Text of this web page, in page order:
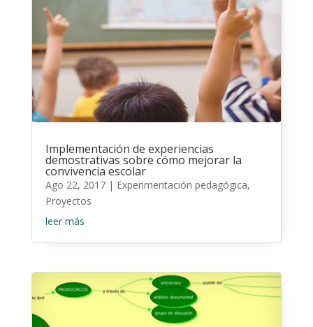
Implementación de experiencias
demostrativas sobre cómo mejorar la
convivencia escolar
Ago 22, 2017| Experimentación pedagógica,
Proyectos
leer más